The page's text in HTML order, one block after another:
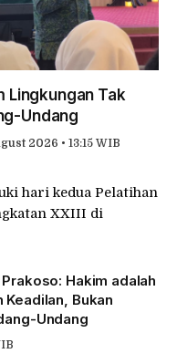
Lingkungan Tak
Undang
2026 • 13:15 WIB
hari kedua Pelatihan
XXIII di
Hakim adalah
Keadilan, Bukan
Undang